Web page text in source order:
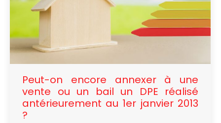
Peut-on encore annexer à une
vente ou un bail un DPE réalisé
antérieurement au 1er janvier 2013
?